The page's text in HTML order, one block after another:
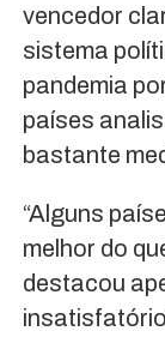
vencedor
sistema
pandemia
países
bastante
“Alguns
melhor do
destacou